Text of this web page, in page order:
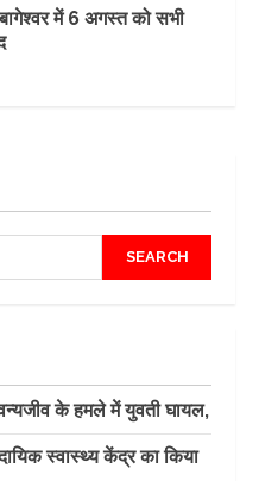
में 6 अगस्त को सभी
SEARCH
के हमले में युवती घायल,
स्वास्थ्य केंद्र का किया